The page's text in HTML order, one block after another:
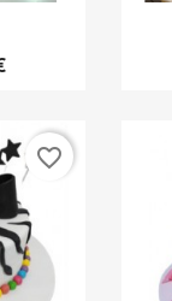
favorite_border